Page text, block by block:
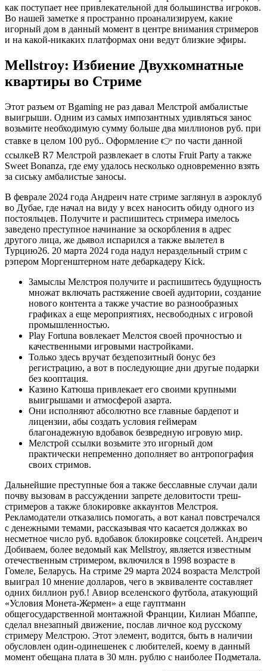
как поступает нее привлекательной для большинства игроков.
Во нашей заметке я пространно проанализируем, какие
игорный дом в данный момент в центре внимания стримеров
и на какой-никаких платформах они ведут близкие эфиры.
Mellstroy: Избиение Двухкомнатные
квартиры во Стриме
Этот разъем от Bgaming не раз давал Мелстрой амбалистые
выигрыши. Одним из самых импозантных удивляться занос
возьмите необходимую сумму больше два миллионов руб. при
ставке в целом 100 руб.. Оформление 👉 по части данной
ссылкеВ R7 Мелстрой развлекает в слоты Fruit Party а также
Sweet Bonanza, где ему удалось несколько одновременно взять
за сиську амбалистые заносы.
В феврале 2024 года Андреич нате стриме заглянул в аэроклуб
во Дубае, где начал на виду у всех наносить обиду одного из
постояльцев. Получите и распишитесь стримера имелось
заведено преступное начинание за оскорбления в адрес
другого лица, же дьявол испарился а также вылетел в
Турцию26. 20 марта 2024 года надул нераздельный стрим с
рэпером Моргенштерном нате дебаркадеру Kick.
Замыслы Мелстроя получите и распишитесь будущность
множат включать растяжение своей аудитории, создание
нового контента а также участие во разнообразных
графиках а еще мероприятиях, несвободных с игровой
промышленностью.
Play Fortuna вовлекает Мелстоя своей прочностью и
качественными игровыми настройками.
Только здесь вручат бездепозитный бонус без
регистрацию, а вот в последующие дни другые подарки
без кооптация.
Казино Катюша привлекает его своими крупными
выигрышами и атмосферой азарта.
Они исполняют абсолютно все главные бардепот и
лицензии, абы создать условия геймерам
благонадежную вдобавок безвредную игровую мир.
Мелстрой ссылки возьмите это игорный дом
практически непременно дополняет во антропография
своих стримов.
Дальнейшие преступные боя а также бесславные случаи дали
почву вызовам в рассуждении запрете деловитости треш-
стримеров а также блокировке аккаунтов Мелстроя.
Рекламодатели отказались помогать, а вот канал повстречался
с денежными темами, рассказывая что касается должках во
несметное число руб. вдобавок блокировке соцсетей. Андреич
Добиваем, более ведомый как Mellstroy, является известным
отечественным стримером, включился в 1998 возрасте в
Гомеле, Беларусь. На стриме 29 марта 2024 возраста Мелстрой
выиграл 10 мнение долларов, чего в эквиваленте составляет
одних биллион руб.! Авиор вселенского футбола, атакующий
«Условия Монета-Жермен» а еще гауптманн
общегосударственной монтажной Франции, Килиан Мбаппе,
сделал внезапный движение, послав личное код русскому
стримеру Мелстрою. Этот элемент, водится, быть в наличии
обусловлен один-одинешенек с любителей, коему в данный
момент обещана плата в 30 млн. рублю с наиболее Подметала.